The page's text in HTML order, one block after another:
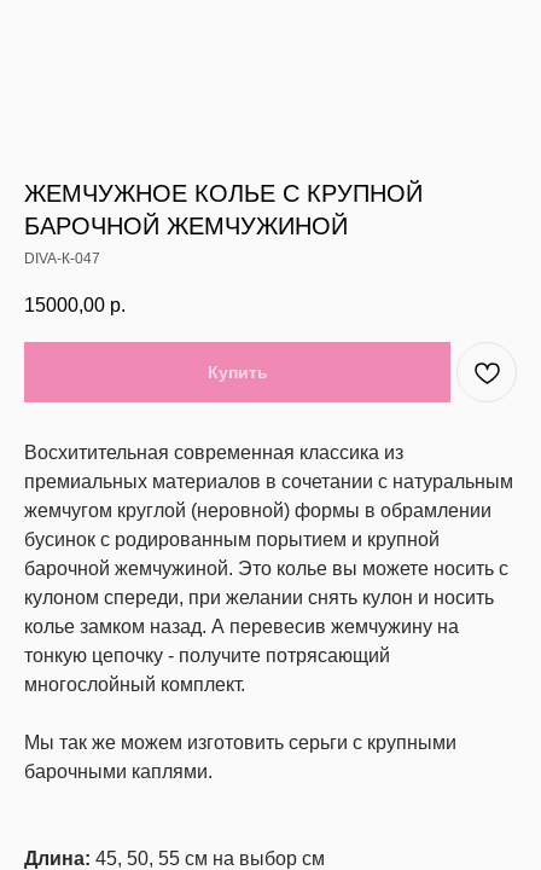
ЖЕМЧУЖНОЕ КОЛЬЕ С КРУПНОЙ
БАРОЧНОЙ ЖЕМЧУЖИНОЙ
DIVA-К-047
15000,00 р.
Купить
Восхитительная современная классика из
премиальных материалов в сочетании с натуральным
жемчугом круглой (неровной) формы в обрамлении
бусинок с родированным порытием и крупной
барочной жемчужиной. Это колье вы можете носить с
кулоном спереди, при желании снять кулон и носить
колье замком назад. А перевесив жемчужину на
тонкую цепочку - получите потрясающий
многослойный комплект.
Мы так же можем изготовить серьги с крупными
барочными каплями.
Длина: 45, 50, 55 см на выбор см